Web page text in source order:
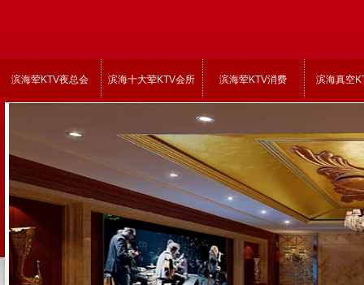
滨海荤KTV夜总会 滨海十大荤KTV会所 滨海荤KTV消费 滨海真空